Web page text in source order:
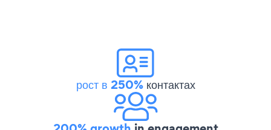
рост в 250%контактах